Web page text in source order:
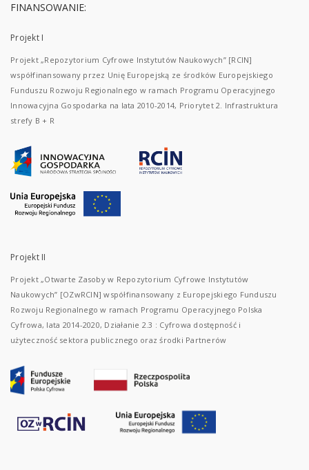
FINANSOWANIE:
Projekt I
Projekt „Repozytorium Cyfrowe Instytutów Naukowych” [RCIN]
współfinansowany przez Unię Europejską ze środków Europejskiego
Funduszu Rozwoju Regionalnego w ramach Programu Operacyjnego
Innowacyjna Gospodarka na lata 2010-2014, Priorytet 2. Infrastruktura
strefy B + R
Projekt II
Projekt „Otwarte Zasoby w Repozytorium Cyfrowe Instytutów
Naukowych” [OZwRCIN] współfinansowany z Europejskiego Funduszu
Rozwoju Regionalnego w ramach Programu Operacyjnego Polska
Cyfrowa, lata 2014-2020, Działanie 2.3 : Cyfrowa dostępność i
użyteczność sektora publicznego oraz środki Partnerów